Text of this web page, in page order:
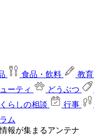
食品・飲料 教育
ーティ どうぶつ
くらしの相談 行事
ム
報が集まるアンテナ